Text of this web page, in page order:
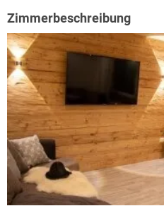
am warmen Grundofen, mit einem
Direkt am Grünen Band gelegen –
Europas – ist das Haus ein idealer
Naturfreunde und Radfahrer. Für
eigens eingerichtete abschließbare
Bikes und Ausrüstung.
Das Haus liegt ruhig in einem
Markt, an der ThermeNatur und
aus Erholung, Erlebnis und Genuss.
Zimmerbeschreibung